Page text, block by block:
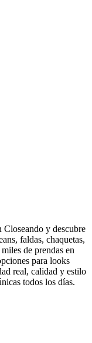
Closeando y descubre
faldas, chaquetas,
de prendas en
para looks
real, calidad y estilo
todos los días.